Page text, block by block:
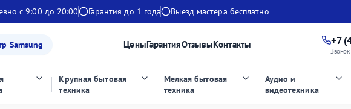
с 9:00 до 20:00 Гарантия до 1 года Выезд мастера бесплатно
Samsung ЦеныГарантияОтзывыКонтакты +7
Крупная бытовая
техника
Мелкая бытовая
техника
Аудио и
видеотехника